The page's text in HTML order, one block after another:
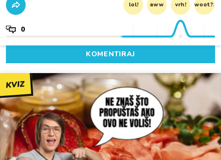
lol! aww vrh! woot?!
0
KOMENTIRAJ
KVIZ